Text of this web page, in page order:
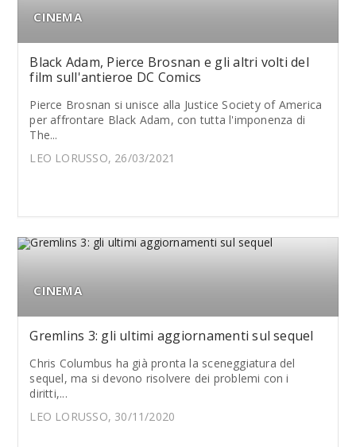
CINEMA
Black Adam, Pierce Brosnan e gli altri volti del
film sull'antieroe DC Comics
Pierce Brosnan si unisce alla Justice Society of America
per affrontare Black Adam, con tutta l'imponenza di
The...
LEO LORUSSO, 26/03/2021
CINEMA
Gremlins 3: gli ultimi aggiornamenti sul sequel
Chris Columbus ha già pronta la sceneggiatura del
sequel, ma si devono risolvere dei problemi con i
diritti,...
LEO LORUSSO, 30/11/2020